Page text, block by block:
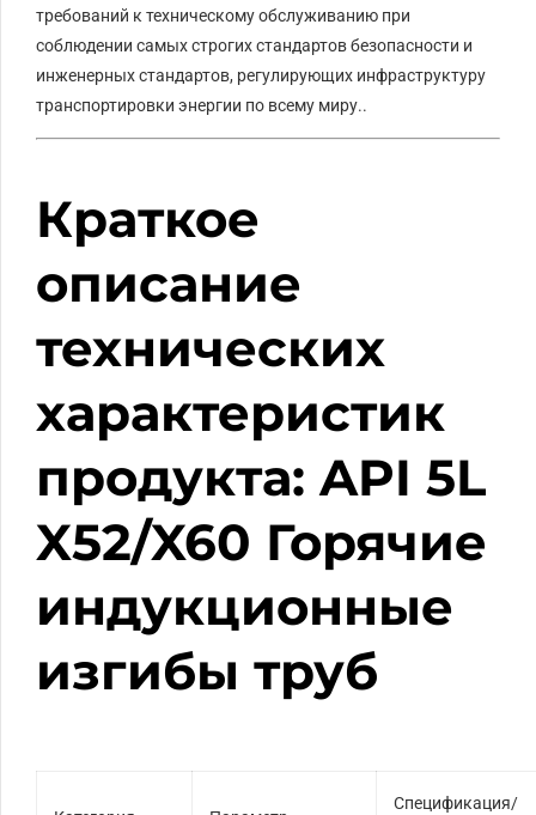
требований к техническому обслуживанию при
соблюдении самых строгих стандартов безопасности и
инженерных стандартов, регулирующих инфраструктуру
транспортировки энергии по всему миру..
Краткое
описание
технических
характеристик
продукта: API 5L
X52/X60 Горячие
индукционные
изгибы труб
Спецификация/